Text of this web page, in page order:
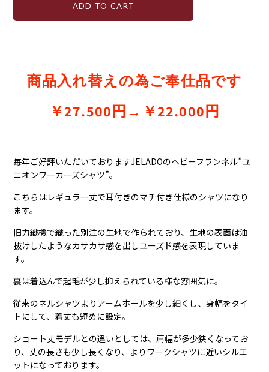
ADD TO CART
商品入れ替えの為ご奉仕品です
￥27.500円→￥22.000円
毎年ご好評いただいておりますJELADOのヘビーフランネル”ユ
ニオンワーカーズシャツ”。
こちらはレギュラー丈で耳付きのマチ付き仕様のシャツになり
ます。
旧力織機で織った別注の生地で作られており、生地の表面は油
抜けしたようなカサカサ感を出しユーズド感を表現していま
す。
裏は着込んで起毛が少し抑えられている様な雰囲気に。
従来のネルシャツよりアームホールを少し細くし、身幅をタイ
トにして、着丈も短めに設定。
ショート丈モデルとの違いとしては、肩幅が多少狭くなってお
り、丈の長さも少し長くなり、よりワークシャツに近いシルエ
ットになっております。